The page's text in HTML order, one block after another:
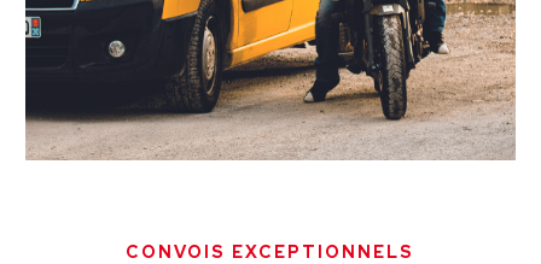
CONVOIS EXCEPTIONNELS
0
1